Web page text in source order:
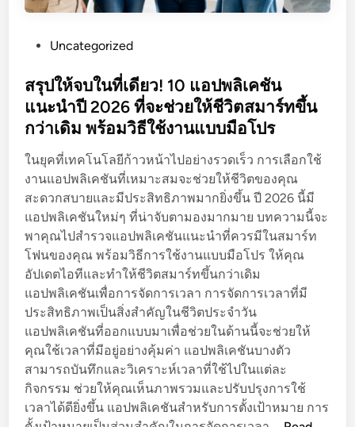
0
พ
ลิ
เ
ชั
น
แ
น
ะ
นำ
2
2
6
ที่
จ
ะ
s
t
e
i
n
Uncategorized
สรุปให้จบในที่เดียว! 10 แอปพลิเคชัน
แนะนำปี 2026 ที่จะช่วยให้ชีวิตสมาร์ทขึ้น
กว่าเดิม พร้อมวิธีใช้งานแบบมือโปร
ในยุคที่เทคโนโลยีก้าวหน้าไปอย่างรวดเร็ว การเลือกใช้
งานแอปพลิเคชันที่เหมาะสมจะช่วยให้ชีวิตของคุณ
สะดวกสบายและมีประสิทธิภาพมากยิ่งขึ้น ปี 2026 นี้มี
แอปพลิเคชันใหม่ๆ ที่น่าจับตามองมากมาย บทความนี้จะ
พาคุณไปสำรวจแอปพลิเคชันแนะนำที่ควรมีในสมาร์ท
โฟนของคุณ พร้อมวิธีการใช้งานแบบมือโปร ให้คุณ
อัปเดตไอทีและทำให้ชีวิตสมาร์ทขึ้นกว่าเดิม
แอปพลิเคชันเพื่อการจัดการเวลา การจัดการเวลาที่มี
ประสิทธิภาพเป็นสิ่งสำคัญในชีวิตประจำวัน
แอปพลิเคชันที่ออกแบบมาเพื่อช่วยในด้านนี้จะช่วยให้
คุณใช้เวลาที่มีอยู่อย่างคุ้มค่า แอปพลิเคชันบางตัว
สามารถบันทึกและวิเคราะห์เวลาที่ใช้ไปในแต่ละ
กิจกรรม ช่วยให้คุณเห็นภาพรวมและปรับปรุงการใช้
เวลาได้ดียิ่งขึ้น แอปพลิเคชันสำหรับการตั้งเป้าหมาย การ